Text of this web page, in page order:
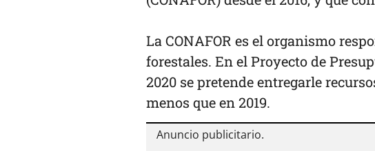
La CONAFOR es el organismo
forestales. En el Proyecto de
2020 se pretende entregarle
menos que en 2019.